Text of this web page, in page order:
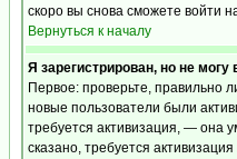
скоро вы снова сможете войти
Вернуться к началу
Я зарегистрирован, но не могу
Первое: проверьте, правильно
новые пользователи были
требуется активизация, — она
сказано, требуется